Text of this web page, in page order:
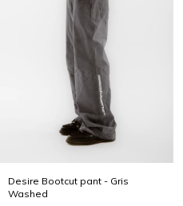
Desire Bootcut pant - Gris
Washed